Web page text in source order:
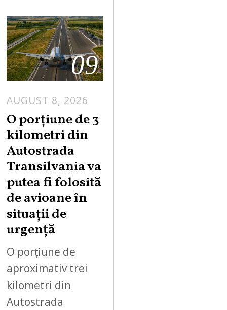
09
AUGUST 8, 2026
U
G
T
8
O porțiune de 3
kilometri din
Autostrada
Transilvania va
putea fi folosită
de avioane în
situații de
urgență
O porțiune de
aproximativ trei
kilometri din
Autostrada